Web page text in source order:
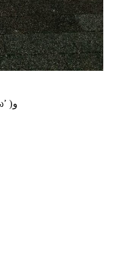
皆さんこんにちは、wonderwallです٩( ‘ω’ )و